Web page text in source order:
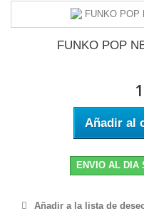
FUNKO POP
Añadir al
ENVIO AL DIA
Añadir a la lista de